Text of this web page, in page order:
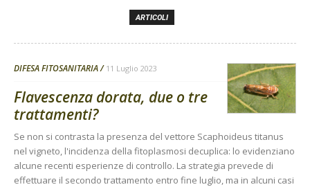
ARTICOLI
DIFESA FITOSANITARIA 11 Luglio 2023
Flavescenza dorata, due o tre
trattamenti?
Se non si contrasta la presenza del vettore Scaphoideus titanus
nel vigneto, l'incidenza della fitoplasmosi decuplica: lo evidenziano
alcune recenti esperienze di controllo. La strategia prevede di
effettuare il secondo trattamento entro fine luglio, ma in alcuni casi